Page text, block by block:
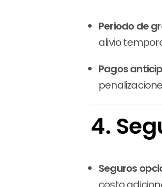
Periodo de
alivio
Pagos
4.
Seguros